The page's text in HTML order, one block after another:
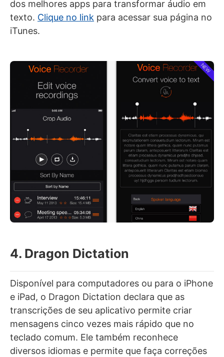
dos melhores apps para transformar áudio em
texto. Clique no link para acessar sua página no
iTunes.
4. Dragon Dictation
Disponível para computadores ou para o iPhone
e iPad, o Dragon Dictation declara que as
transcrições de seu aplicativo permite criar
mensagens cinco vezes mais rápido que no
teclado comum. Ele também reconhece
diversos idiomas e permite que faça correções